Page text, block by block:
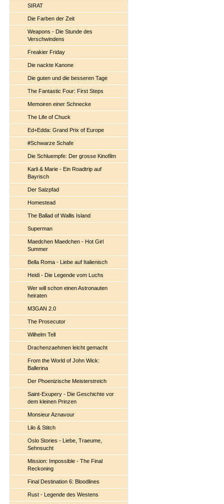
SIRAT
Die Farben der Zeit
Weapons - Die Stunde des
Verschwindens
Freakier Friday
Die nackte Kanone
Die guten und die besseren Tage
The Fantastic Four: First Steps
Memoiren einer Schnecke
The Life of Chuck
Ed+Edda: Grand Prix of Europe
#Schwarze Schafe
Die Schluempfe: Der grosse Kinofilm
Karli & Marie - Ein Roadtrip auf
Bayrisch
Der Salzpfad
Homestead
The Ballad of Wallis Island
Superman
Maedchen Maedchen - Hot Girl
Summer
Bella Roma - Liebe auf Italienisch
Heidi - Die Legende vom Luchs
Wer will schon einen Astronauten
heiraten
M3GAN 2.0
The Prosecutor
Wilhelm Tell
Drachenzaehmen leicht gemacht
From the World of John Wick:
Ballerina
Der Phoenizische Meisterstreich
Saint-Exupery - Die Geschichte vor
dem kleinen Prinzen
Monsieur Aznavour
Lilo & Stitch
Oslo Stories - Liebe, Traeume,
Sehnsucht
Mission: Impossible - The Final
Reckoning
Final Destination 6: Bloodlines
Rust - Legende des Westens